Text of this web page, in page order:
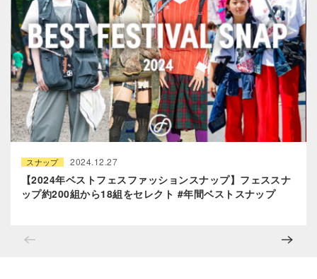
スナップ 2024.12.27
【2024年ベストフェスファッションスナップ】フェススナ
ップ約200組から18組をセレクト #年間ベストスナップ